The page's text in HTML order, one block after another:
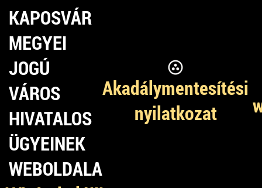
KAPOSVÁR
MEGYEI
JOGÚ
VÁROS
HIVATALOS
ÜGYEINEK
WEBOLDALA
Akadálymentesítési
nyilatkozat